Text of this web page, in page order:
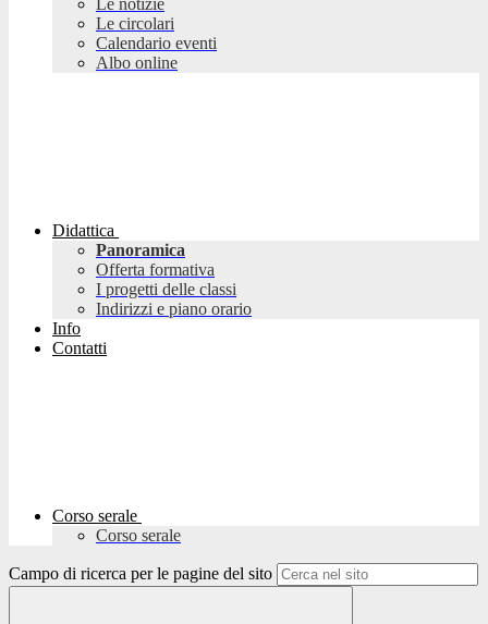
Le notizie
Le circolari
Calendario eventi
Albo online
Didattica
Panoramica
Offerta formativa
I progetti delle classi
Indirizzi e piano orario
Info
Contatti
Corso serale
Corso serale
Campo di ricerca per le pagine del sito